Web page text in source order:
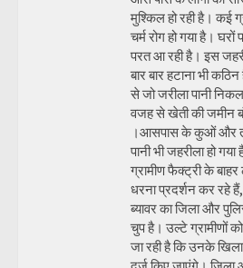
मुश्किल हो रही है। कई
चर्म रोग हो गया है। घरों
परत आ रही है। इस
बार बार हटाना भी
से जो जरीला पानी
वजह से खेती की जमीन
।आसपास के कुओं और
पानी भी जहरीला हो गया
ग्रामीण फैक्ट्री के बाहर
धरना प्रदर्शन कर रहे
ब्यावर का जिला और
चुप है। उल्टे ग्रामीणों
जा रही है कि उनके